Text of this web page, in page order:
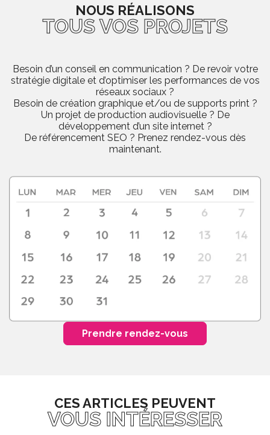
NOUS RÉALISONS
TOUS VOS PROJETS
Besoin d’un conseil en communication ? De revoir votre
stratégie digitale et d’optimiser les performances de vos
réseaux sociaux ?
Besoin de création graphique et/ou de supports print ?
Un projet de production audiovisuelle ? De
développement d’un site internet ?
De référencement SEO ? Prenez rendez-vous dès
maintenant.
Prendre rendez-vous
CES ARTICLES PEUVENT
VOUS INTÉRESSER